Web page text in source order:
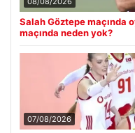
Salah Göztepe maçında
maçında neden yok?
07/08/2026